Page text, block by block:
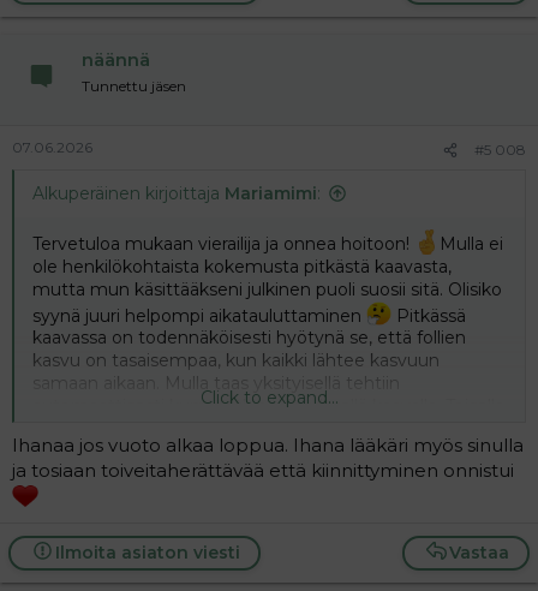
t
näännä
Tunnettu jäsen
07.06.2026 #5 008
Alkuperäinen kirjoittaja Mariamimi:
Tervetuloa mukaan vierailija ja onnea hoitoon!
Mulla ei
ole henkilökohtaista kokemusta pitkästä kaavasta,
mutta mun käsittääkseni julkinen puoli suosii sitä. Olisiko
syynä juuri helpompi aikatauluttaminen
Pitkässä
kaavassa on todennäköisesti hyötynä se, että follien
kasvu on tasaisempaa, kun kaikki lähtee kasvuun
samaan aikaan. Mulla taas yksityisellä tehtiin
automaattisesti kummatkin ivf:t lyhyellä kaavalla. Toisella
tasaamaan follien kasvua ja estämään johtofollin
kehittyminen.
Täällä vaikuttaa keskenmenovuoto alkavan olla
Click to expand...
Ihanaa jos vuoto alkaa loppua. Ihana lääkäri myös sinulla
ja tosiaan toiveitaherättävää että kiinnittyminen onnistui
Vastaa
Ilmoita asiaton viesti